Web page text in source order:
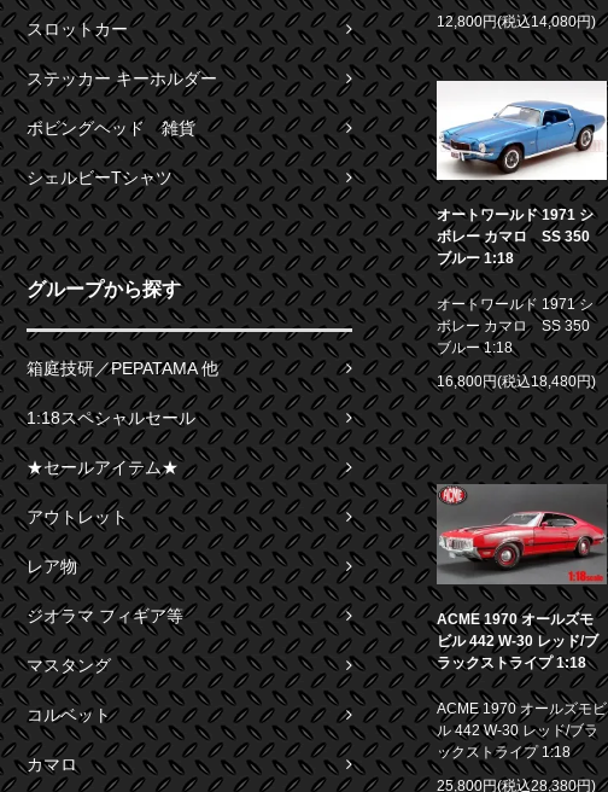
スロットカー
ステッカー キーホルダー
ボビングヘッド 雑貨
シェルビーTシャツ
グループから探す
箱庭技研／PEPATAMA 他
1:18スペシャルセール
★セールアイテム★
アウトレット
レア物
ジオラマ フィギア等
マスタング
コルベット
カマロ
12,800円(税込14,080円)
オートワールド 1971 シ
ボレー カマロ SS 350
ブルー 1:18
オートワールド 1971 シ
ボレー カマロ SS 350
ブルー 1:18
16,800円(税込18,480円)
ACME 1970 オールズモ
ビル 442 W-30 レッド/ブ
ラックストライプ 1:18
ACME 1970 オールズモビ
ル 442 W-30 レッド/ブラ
ックストライプ 1:18
25,800円(税込28,380円)